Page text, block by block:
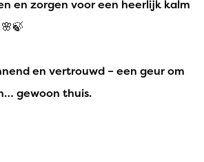
en zorgen voor een heerlijk kalm
en vertrouwd – een geur om
gewoon thuis.